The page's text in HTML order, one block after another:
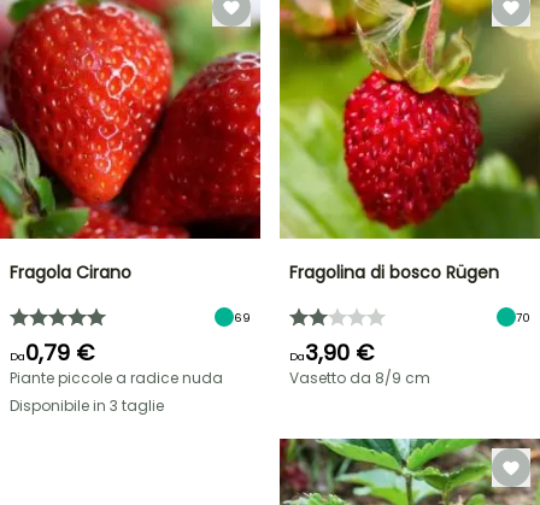
Fragola Cirano
69
Da0,79 €
Piante piccole a radice nuda
Disponibile in 3 taglie
Fragolina di bosco Rügen
70
Da3,90 €
Vasetto da 8/9 cm